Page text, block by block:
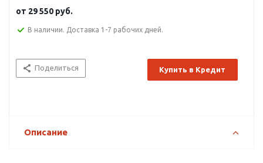
от 29 550 руб.
В наличии. Доставка 1-7 рабочих дней.
Поделиться Купить в Кредит
Описание